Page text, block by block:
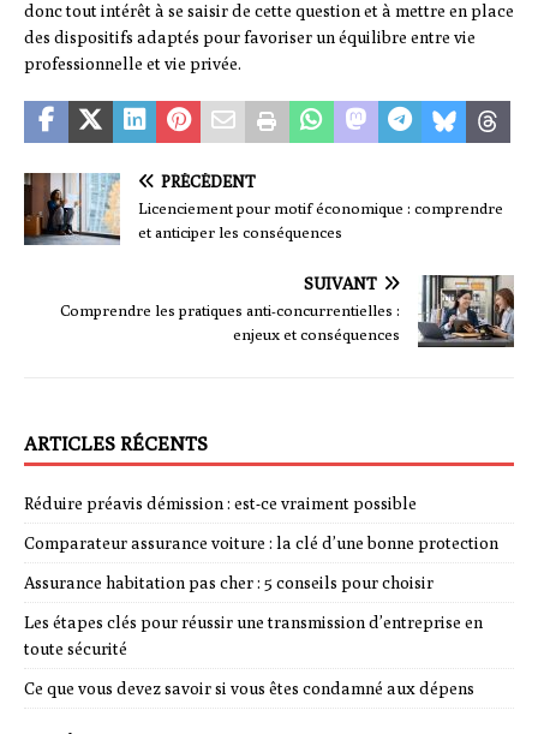
donc tout intérêt à se saisir de cette question et à mettre en place
des dispositifs adaptés pour favoriser un équilibre entre vie
professionnelle et vie privée.
PRÉCÉDENT
Licenciement pour motif économique : comprendre
et anticiper les conséquences
SUIVANT
Comprendre les pratiques anti-concurrentielles :
enjeux et conséquences
ARTICLES RÉCENTS
Réduire préavis démission : est-ce vraiment possible
Comparateur assurance voiture : la clé d’une bonne protection
Assurance habitation pas cher : 5 conseils pour choisir
Les étapes clés pour réussir une transmission d’entreprise en
toute sécurité
Ce que vous devez savoir si vous êtes condamné aux dépens